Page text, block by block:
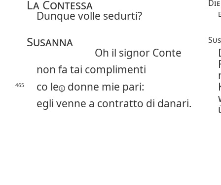
La Contessa
Dunque volle sedurti?
Susanna
Oh il signor Conte
non fa tai complimenti
465 co le
donne mie pari:
egli venne a contratto di danari.